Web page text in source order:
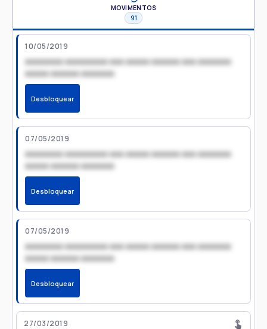
MOVIMENTOS
91
10/05/2019
xxxxxxxx xxxxxxxxx xxx xxxxx xxxxxx xxx xxxxxxx
xxxxx xxxxxx xxxxxxx
Desbloquear
07/05/2019
xxxxxxxx xxxxxxxxx xxx xxxxx xxxxxx xxx xxxxxxx
xxxxx xxxxxx xxxxxxx
Desbloquear
07/05/2019
xxxxxxxx xxxxxxxxx xxx xxxxx xxxxxx xxx xxxxxxx
xxxxx xxxxxx xxxxxxx
Desbloquear
27/03/2019